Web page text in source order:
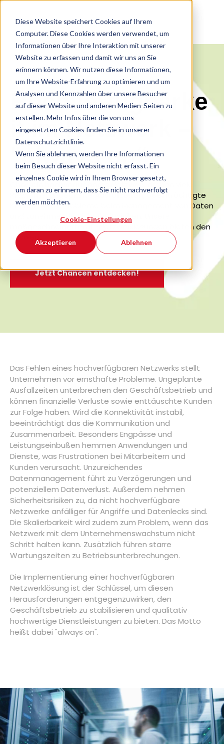
Diese Website speichert Cookies auf Ihrem
Computer. Diese Cookies werden verwendet, um
Informationen über Ihre Interaktion mit unserer
Website zu erfassen und damit wir uns an Sie
erinnern können. Wir nutzen diese Informationen,
um Ihre Website-Erfahrung zu optimieren und um
Analysen und Kennzahlen über unsere Besucher
auf dieser Website und anderen Medien-Seiten zu
erstellen. Mehr Infos über die von uns
eingesetzten Cookies finden Sie in unserer
Datenschutzrichtlinie.
Wenn Sie ablehnen, werden Ihre Informationen
beim Besuch dieser Website nicht erfasst. Ein
einzelnes Cookie wird in Ihrem Browser gesetzt,
um daran zu erinnern, dass Sie nicht nachverfolgt
werden möchten.
Cookie-Einstellungen
Akzeptieren Ablehnen
Hochverfügbarke
it im Netzwerk –
"always on“
Ohne ein hochverfügbares Netzwerk drohen viele
Probleme: ungeplante Ausfallzeiten, beeinträchtigte
Konnektivität, Probleme beim Management von Daten
und zunehmende Sicherheitsrisiken. Unsere
maßgeschneiderten IP-Netzwerklösungen bieten den
Ausweg.
Jetzt Chancen entdecken!
Das Fehlen eines hochverfügbaren Netzwerks stellt
Unternehmen vor ernsthafte Probleme. Ungeplante
Ausfallzeiten unterbrechen den Geschäftsbetrieb und
können finanzielle Verluste sowie enttäuschte Kunden
zur Folge haben. Wird die Konnektivität instabil,
beeinträchtigt das die Kommunikation und
Zusammenarbeit. Besonders Engpässe und
Leistungseinbußen hemmen Anwendungen und
Dienste, was Frustrationen bei Mitarbeitern und
Kunden verursacht. Unzureichendes
Datenmanagement führt zu Verzögerungen und
potenziellem Datenverlust. Außerdem nehmen
Sicherheitsrisiken zu, da nicht hochverfügbare
Netzwerke anfälliger für Angriffe und Datenlecks sind.
Die Skalierbarkeit wird zudem zum Problem, wenn das
Netzwerk mit dem Unternehmenswachstum nicht
Schritt halten kann. Zusätzlich führen starre
Wartungszeiten zu Betriebsunterbrechungen.
Die Implementierung einer hochverfügbaren
Netzwerklösung ist der Schlüssel, um diesen
Herausforderungen entgegenzuwirken, den
Geschäftsbetrieb zu stabilisieren und qualitativ
hochwertige Dienstleistungen zu bieten. Das Motto
heißt dabei "always on".